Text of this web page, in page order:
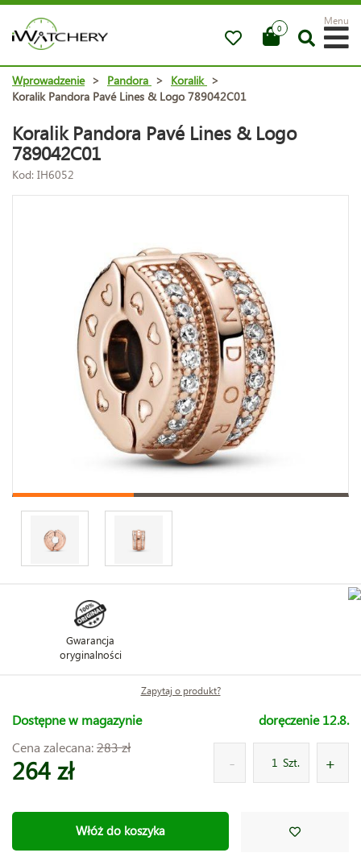
0
Menu
Wprowadzenie > Pandora > Koralik >
Koralik Pandora Pavé Lines & Logo 789042C01
Koralik Pandora Pavé Lines & Logo
789042C01
Kod: IH6052
Gwarancja
oryginalności
Zapytaj o produkt?
Dostępne w magazynie
doręczenie 12.8.
Cena zalecana:283 zł
264 zł Szt.
Włóż do koszyka